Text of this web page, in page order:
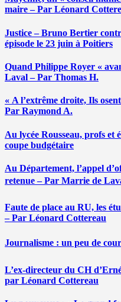
maire – Par Léonard
Justice – Bruno Bertier
épisode le 23 juin à Poitiers
Quand Philippe Royer «
Laval – Par Thomas H.
« A l’extrême droite, Ils
Par Raymond A.
Au lycée Rousseau, profs et
coupe budgétaire
Au Département, l’appel
retenue – Par Marrie de
Faute de place au RU, les
– Par Léonard Cottereau
Journalisme : un peu de
L’ex-directeur du CH
par Léonard Cottereau